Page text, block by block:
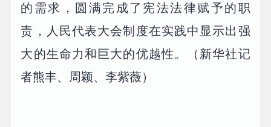
的需求，圆满完成了宪法法律赋予的职
责，人民代表大会制度在实践中显示出强
大的生命力和巨大的优越性。（新华社记
者熊丰、周颖、李紫薇）